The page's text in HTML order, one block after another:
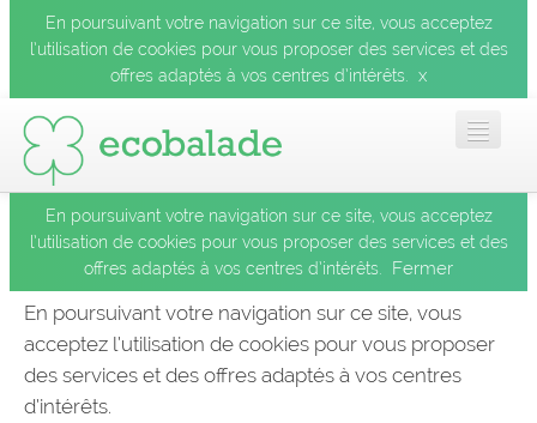
En poursuivant votre navigation sur ce site, vous acceptez
l’utilisation de cookies pour vous proposer des services et des
offres adaptés à vos centres d’intérêts.
x
Accueil
Les balades
Les espèces
En poursuivant votre navigation sur ce site, vous acceptez
l’utilisation de cookies pour vous proposer des services et des
offres adaptés à vos centres d’intérêts.
Fermer
En poursuivant votre navigation sur ce site, vous
acceptez l’utilisation de cookies pour vous proposer
des services et des offres adaptés à vos centres
d’intérêts.